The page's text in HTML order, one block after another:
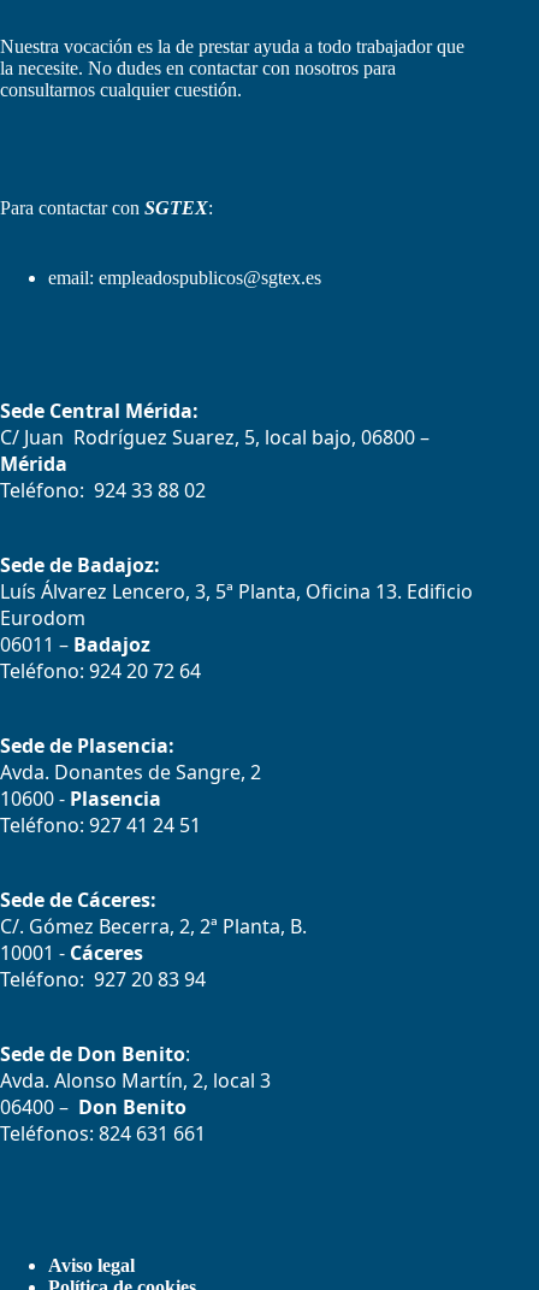
Nuestra vocación es la de prestar ayuda a todo trabajador que
la necesite. No dudes en contactar con nosotros para
consultarnos cualquier cuestión.
Para contactar con SGTEX:
email: empleadospublicos@sgtex.es
Sede Central Mérida:
C/ Juan Rodríguez Suarez, 5, local bajo, 06800 –
Mérida
Teléfono: 924 33 88 02
Sede de Badajoz:
Luís Álvarez Lencero, 3, 5ª Planta, Oficina 13. Edificio
Eurodom
06011 – Badajoz
Teléfono: 924 20 72 64
Sede de Plasencia:
Avda. Donantes de Sangre, 2
10600 - Plasencia
Teléfono: 927 41 24 51
Sede de Cáceres:
C/. Gómez Becerra, 2, 2ª Planta, B.
10001 - Cáceres
Teléfono: 927 20 83 94
Sede de Don Benito:
Avda. Alonso Martín, 2, local 3
06400 – Don Benito
Teléfonos: 824 631 661
Aviso legal